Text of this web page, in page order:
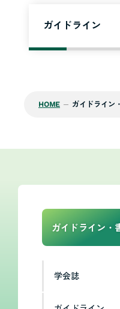
ガイドライン
HOME ガイドライン
ガイドライン・
学会誌